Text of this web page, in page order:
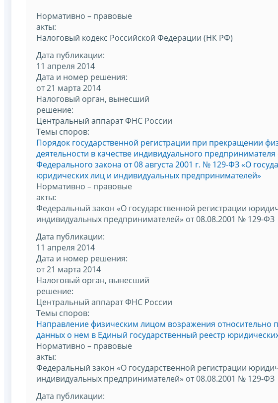
Нормативно – правовые
акты:
Налоговый кодекс Российской Федерации (НК РФ)
Дата публикации:
11 апреля 2014
Дата и номер решения:
от 21 марта 2014
Налоговый орган, вынесший
решение:
Центральный аппарат ФНС России
Темы споров:
Порядок государственной регистрации при прекращении
деятельности в качестве индивидуального
Федерального закона от 08 августа 2001 г. № 129-ФЗ «О
юридических лиц и индивидуальных предпринимателей»
Нормативно – правовые
акты:
Федеральный закон «О государственной регистрации
индивидуальных предпринимателей» от 08.08.2001 № 129-ФЗ
Дата публикации:
11 апреля 2014
Дата и номер решения:
от 21 марта 2014
Налоговый орган, вынесший
решение:
Центральный аппарат ФНС России
Темы споров:
Направление физическим лицом возражения относительно
данных о нем в Единый государственный реестр
Нормативно – правовые
акты:
Федеральный закон «О государственной регистрации
индивидуальных предпринимателей» от 08.08.2001 № 129-ФЗ
Дата публикации: